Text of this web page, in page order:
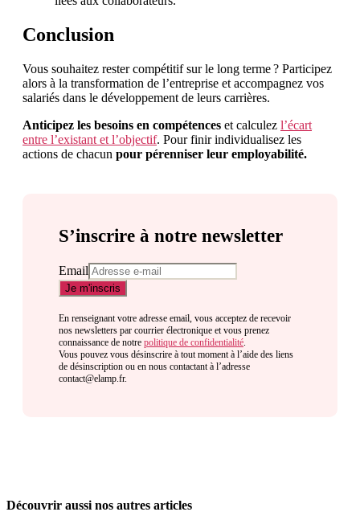
Conclusion
Vous souhaitez rester compétitif sur le long terme ? Participez
alors à la transformation de l’entreprise et accompagnez vos
salariés dans le développement de leurs carrières.
Anticipez les besoins en compétences et calculez l’écart
entre l’existant et l’objectif. Pour finir individualisez les
actions de chacun pour pérenniser leur employabilité.
S’inscrire à notre newsletter
Email
En renseignant votre adresse email, vous acceptez de recevoir
nos newsletters par courrier électronique et vous prenez
connaissance de notre politique de confidentialité.
Vous pouvez vous désinscrire à tout moment à l’aide des liens
de désinscription ou en nous contactant à l’adresse
contact@elamp.fr.
Découvrir aussi nos autres articles